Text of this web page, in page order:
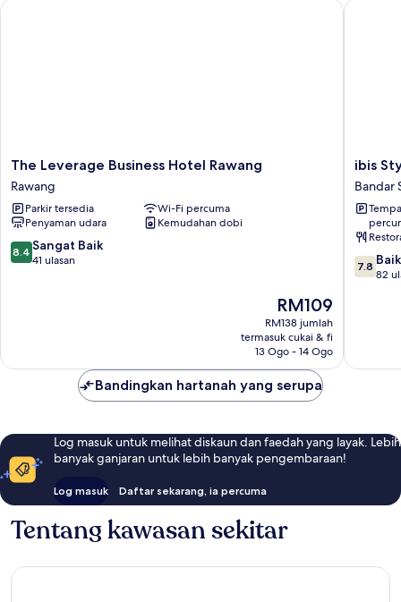
(Double)
The
Leverage
Business
Hotel
Rawang
Rawang
The Leverage Business Hotel Rawang
Rawang
Parkir tersedia
Wi-Fi percuma
Penyaman udara
Kemudahan dobi
8.4
daripada
8.4 Sangat Baik
41 ulasan
Harga
ialah
RM109
RM109
RM138 jumlah
termasuk cukai & fi
13 Ogo - 14 Ogo
The Leverage Business Hotel Rawang
ibis
Styles
Kuala
Lumpur
Bandar
Sri
ibis
Bandar
7.8
7.8 Baik
82
ibis
Bandingkan hartanah yang serupa
Log masuk untuk melihat diskaun dan faedah yang layak. Lebih
banyak ganjaran untuk lebih banyak pengembaraan!
Log masuk Daftar sekarang, ia percuma
Tentang kawasan sekitar